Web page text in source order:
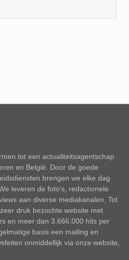
tot een actualiteitsagentschap
en België. Door de goede
brengen we elke dag
leveren de foto’s, redactionele
aan diverse mediakanalen. Tot
druk bezochte website met
en meer dan 3.666.000 hits per
basis een mailing en
onmiddellijk via onze website,